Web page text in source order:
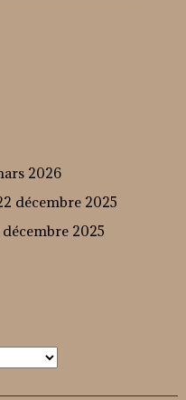
2026
décembre 2025
décembre 2025